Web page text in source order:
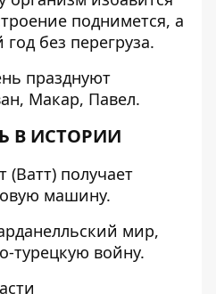
поднимется, а
без перегруза.
празднуют
Макар, Павел.
В ИСТОРИИ
получает
машину.
мир,
турецкую войну.